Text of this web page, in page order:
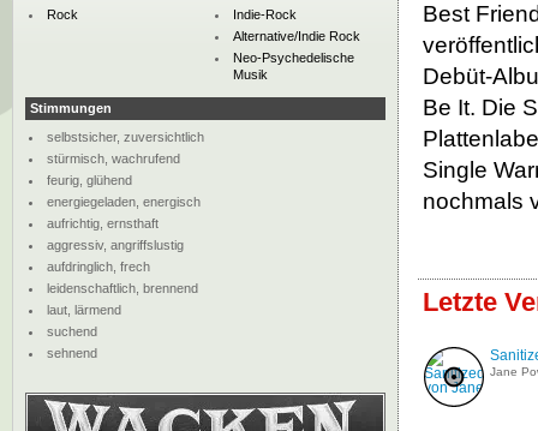
Best
Debüt-
Be It. Die
Single
nochmals
Letzte
Jane
Rock
Indie-Rock
Alternative/Indie Rock
Neo-Psychedelische
Musik
Stimmungen
selbstsicher, zuversichtlich
stürmisch, wachrufend
feurig, glühend
energiegeladen, energisch
aufrichtig, ernsthaft
aggressiv, angriffslustig
aufdringlich, frech
leidenschaftlich, brennend
laut, lärmend
suchend
sehnend